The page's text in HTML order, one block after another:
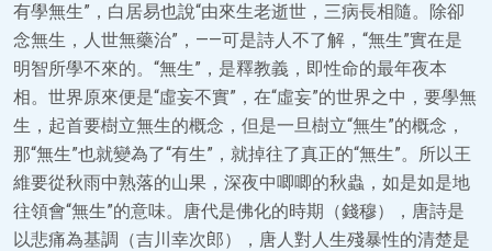
有學無生”，白居易也說“由來生老逝世，三病長相隨。除卻
念無生，人世無藥治”，——可是詩人不了解，“無生”實在是
明智所學不來的。“無生”，是釋教義，即性命的最年夜本
相。世界原來便是“虛妄不實”，在“虛妄”的世界之中，要學無
生，起首要樹立無生的概念，但是一旦樹立“無生”的概念，
那“無生”也就變為了“有生”，就掉往了真正的“無生”。所以王
維要從秋雨中熟落的山果，深夜中唧唧的秋蟲，如是如是地
往領會“無生”的意味。唐代是佛化的時期（錢穆），唐詩是
以悲痛為基調（吉川幸次郎），唐人對人生殘暴性的清楚是